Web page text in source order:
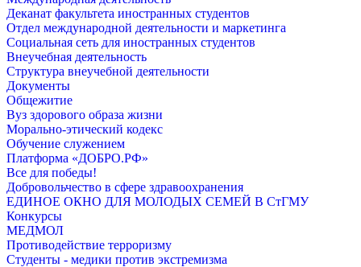
Деканат факультета иностранных студентов
Отдел международной деятельности и маркетинга
Социальная сеть для иностранных студентов
Внеучебная деятельность
Структура внеучебной деятельности
Документы
Общежитие
Вуз здорового образа жизни
Морально-этический кодекс
Обучение служением
Платформа «ДОБРО.РФ»
Все для победы!
Добровольчество в сфере здравоохранения
ЕДИНОЕ ОКНО ДЛЯ МОЛОДЫХ СЕМЕЙ В СтГМУ
Конкурсы
МЕДМОЛ
Противодействие терроризму
Студенты - медики против экстремизма